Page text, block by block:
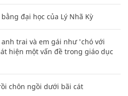
đại học của Lý Nhã Kỳ
trai và em gái như 'chó với
hiện một vấn đề trong giáo dục
chôn ngồi dưới bãi cát